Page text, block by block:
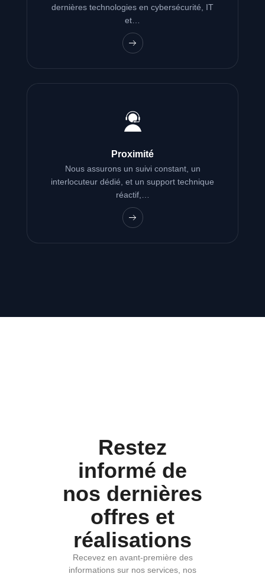
dernières technologies en cybersécurité, IT
et…
Proximité
Nous assurons un suivi constant, un
interlocuteur dédié, et un support technique
réactif,…
Restez
informé de
nos dernières
offres et
réalisations
Recevez en avant-première des
informations sur nos services, nos